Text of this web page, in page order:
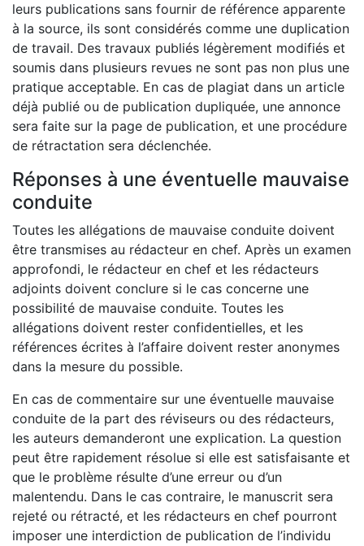
leurs publications sans fournir de référence apparente
à la source, ils sont considérés comme une duplication
de travail. Des travaux publiés légèrement modifiés et
soumis dans plusieurs revues ne sont pas non plus une
pratique acceptable. En cas de plagiat dans un article
déjà publié ou de publication dupliquée, une annonce
sera faite sur la page de publication, et une procédure
de rétractation sera déclenchée.
Réponses à une éventuelle mauvaise
conduite
Toutes les allégations de mauvaise conduite doivent
être transmises au rédacteur en chef. Après un examen
approfondi, le rédacteur en chef et les rédacteurs
adjoints doivent conclure si le cas concerne une
possibilité de mauvaise conduite. Toutes les
allégations doivent rester confidentielles, et les
références écrites à l’affaire doivent rester anonymes
dans la mesure du possible.
En cas de commentaire sur une éventuelle mauvaise
conduite de la part des réviseurs ou des rédacteurs,
les auteurs demanderont une explication. La question
peut être rapidement résolue si elle est satisfaisante et
que le problème résulte d’une erreur ou d’un
malentendu. Dans le cas contraire, le manuscrit sera
rejeté ou rétracté, et les rédacteurs en chef pourront
imposer une interdiction de publication de l’individu